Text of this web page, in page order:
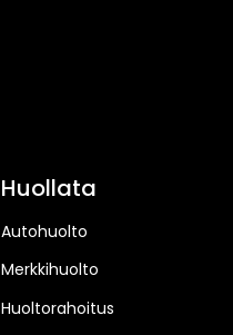
Huollata
Autohuolto
Merkkihuolto
Huoltorahoitus